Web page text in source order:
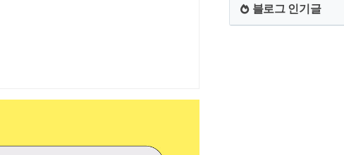
블로그 인기글